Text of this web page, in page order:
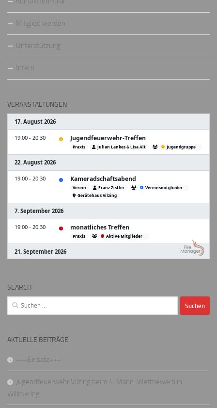
Mitglied werden
Unterstützung
Intern
VERANSTALTUNGEN
SEARCH
Suchen
nach:
AKTUELLE BEITRÄGE
+++Einsatz+++
Jugendfeuerwehr Vilzing beim 4-Mann-Wettbewerb in
Willmering